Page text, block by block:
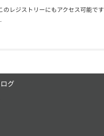
のレジストリーにもアクセス可能です
グ